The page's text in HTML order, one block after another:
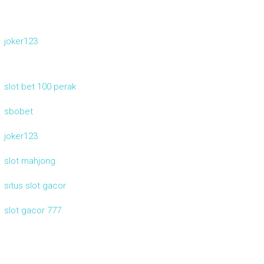
joker123
slot bet 100 perak
sbobet
joker123
slot mahjong
situs slot gacor
slot gacor 777